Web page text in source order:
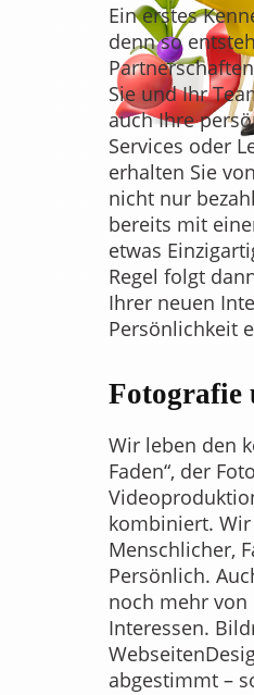
Ein erstes
denn so
Sie und Ihr
auch Ihre
Services oder
erhalten Sie
nicht nur
bereits mit
etwas
Regel folgt
Ihrer neuen
Persönlichkeit
Fotografie
Wir leben den
Faden“, der
kombiniert. Wir
Menschlicher,
Persönlich.
noch mehr
Interessen.
abgestimmt –